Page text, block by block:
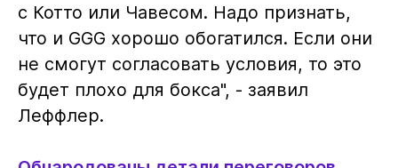
с Котто или Чавесом. Надо признать,
что и GGG хорошо обогатился. Если они
не смогут согласовать условия, то это
будет плохо для бокса", - заявил
Леффлер.